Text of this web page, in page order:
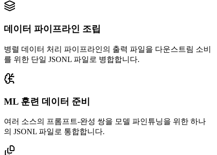
데이터 파이프라인 조립
병렬 데이터 처리 파이프라인의 출력 파일을 다운스트림 소비
를 위한 단일 JSONL 파일로 병합합니다.
ML 훈련 데이터 준비
여러 소스의 프롬프트-완성 쌍을 모델 파인튜닝을 위한 하나
의 JSONL 파일로 통합합니다.